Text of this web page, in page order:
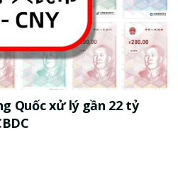
Quốc xử lý gần 22 tỷ